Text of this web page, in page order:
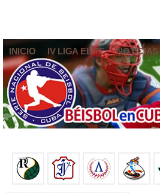
INICIO IV LIGA ELITE NOTICIAS